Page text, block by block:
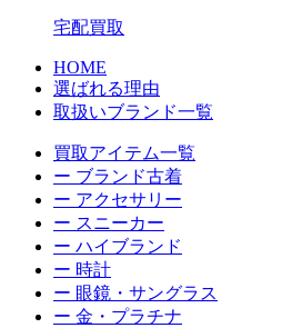
宅配買取
HOME
選ばれる理由
取扱いブランド一覧
買取アイテム一覧
ー ブランド古着
ー アクセサリー
ー スニーカー
ー ハイブランド
ー 時計
ー 眼鏡・サングラス
ー 金・プラチナ